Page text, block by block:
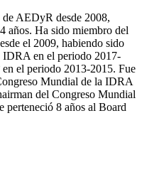
AEDyR desde 2008,
años. Ha sido miembro del
el 2009, habiendo sido
IDRA en el periodo 2017-
el periodo 2013-2015. Fue
Mundial de la IDRA
del Congreso Mundial
perteneció 8 años al Board